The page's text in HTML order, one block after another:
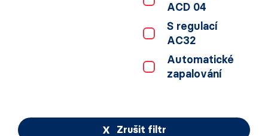
ACD 04
S regulací
AC32
Automatické
zapalování
Zrušit filtr